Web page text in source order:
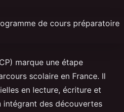
marque une étape
scolaire en France. Il
en lecture, écriture et
intégrant des découvertes